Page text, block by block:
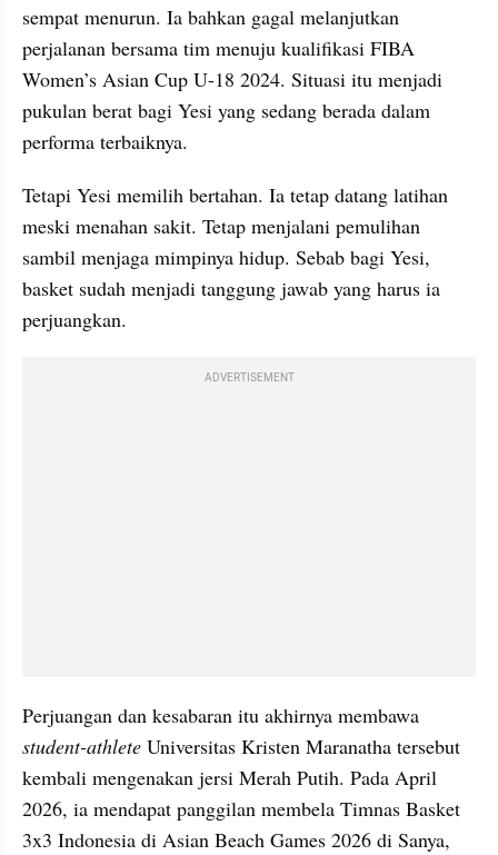
sempat menurun. Ia bahkan gagal melanjutkan
perjalanan bersama tim menuju kualifikasi FIBA
Women’s Asian Cup U-18 2024. Situasi itu menjadi
pukulan berat bagi Yesi yang sedang berada dalam
performa terbaiknya.
Tetapi Yesi memilih bertahan. Ia tetap datang latihan
meski menahan sakit. Tetap menjalani pemulihan
sambil menjaga mimpinya hidup. Sebab bagi Yesi,
basket sudah menjadi tanggung jawab yang harus ia
perjuangkan.
ADVERTISEMENT
Perjuangan dan kesabaran itu akhirnya membawa
student-athlete Universitas Kristen Maranatha tersebut
kembali mengenakan jersi Merah Putih. Pada April
2026, ia mendapat panggilan membela Timnas Basket
3x3 Indonesia di Asian Beach Games 2026 di Sanya,